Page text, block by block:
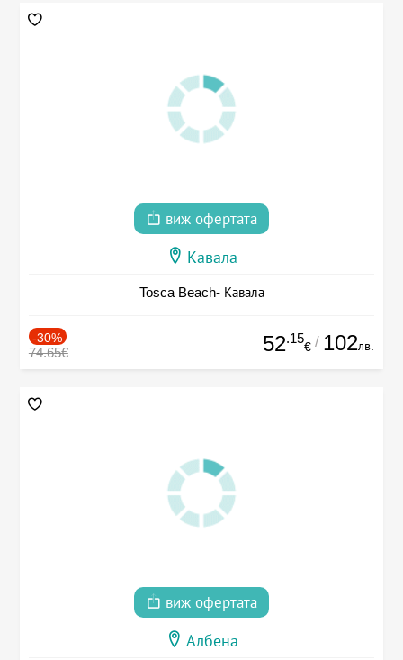
виж офертата
Кавала
Tosca Beach- Кавала
-30%
74.65€ 52.15
€ / 102лв.
виж офертата
Албена